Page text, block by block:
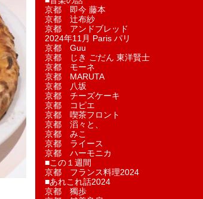
京都 即今 藤本
京都 辻布紗
京都 アンドブレッド
2024年11月 Paris パリ
京都 Guu
京都 じき ごだん 東洋賢士
京都 モーネ
京都 MARUTA
京都 八坂
京都 チーズケーキ
京都 コピエ
京都 喫茶フロント
京都 滔々と、
京都 みこ
京都 ライース
京都 ハーモニカ
■この１週間
京都 フランス料理2024
■あれこれ話2024
京都 獨歩